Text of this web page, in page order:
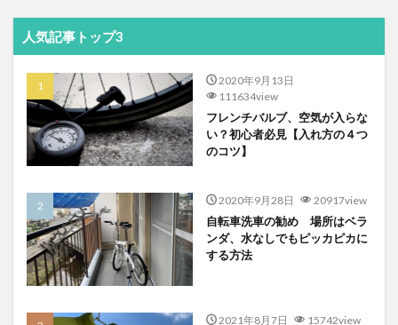
人気記事トップ3
2020年9月13日
111634view
フレンチバルブ、空気が入らな
い？初心者必見【入れ方の４つ
のコツ】
2020年9月28日 20917view
自転車洗車の勧め 場所はベラ
ンダ、水なしでもピッカピカに
する方法
2021年8月7日 15742view